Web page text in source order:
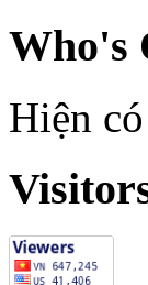
Who's
Hiện